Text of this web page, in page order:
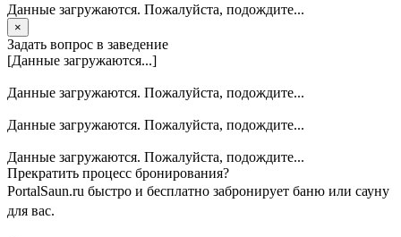
Данные загружаются. Пожалуйста, подождите...
×
Задать вопрос в заведение
[Данные загружаются...]
Данные загружаются. Пожалуйста, подождите...
Данные загружаются. Пожалуйста, подождите...
Данные загружаются. Пожалуйста, подождите...
Прекратить процесс бронирования?
PortalSaun.ru быстро и бесплатно забронирует баню или сауну
для вас.